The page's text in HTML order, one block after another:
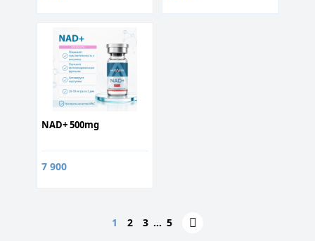
NAD+ 500mg
7 900
1 2 3 … 5